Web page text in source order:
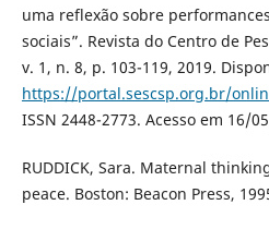
uma reflexão sobre
sociais”. Revista do Centro de
v. 1, n. 8, p. 103-119, 2019.
https://portal.sescsp.org.br/
ISSN 2448-2773. Acesso em 16/
RUDDICK, Sara. Maternal
peace. Boston: Beacon Press,